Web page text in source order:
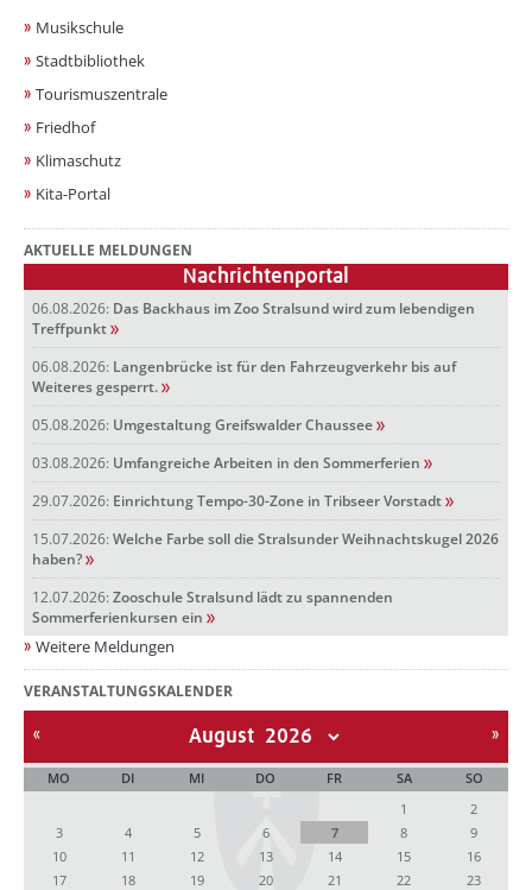
Musikschule
Stadtbibliothek
Tourismuszentrale
Friedhof
Klimaschutz
Kita-Portal
AKTUELLE MELDUNGEN
Nachrichtenportal
06.08.2026: Das Backhaus im Zoo Stralsund wird zum lebendigen
Treffpunkt
06.08.2026: Langenbrücke ist für den Fahrzeugverkehr bis auf
Weiteres gesperrt.
05.08.2026: Umgestaltung Greifswalder Chaussee
03.08.2026: Umfangreiche Arbeiten in den Sommerferien
29.07.2026: Einrichtung Tempo-30-Zone in Tribseer Vorstadt
15.07.2026: Welche Farbe soll die Stralsunder Weihnachtskugel 2026
haben?
12.07.2026: Zooschule Stralsund lädt zu spannenden
Sommerferienkursen ein
Weitere Meldungen
VERANSTALTUNGSKALENDER
August
MO DI MI DO FR SA
SO
1
2
3
4 5 6 7 8
9
10
11 12 13 14 15
16
17
18 19 20 21 22 23